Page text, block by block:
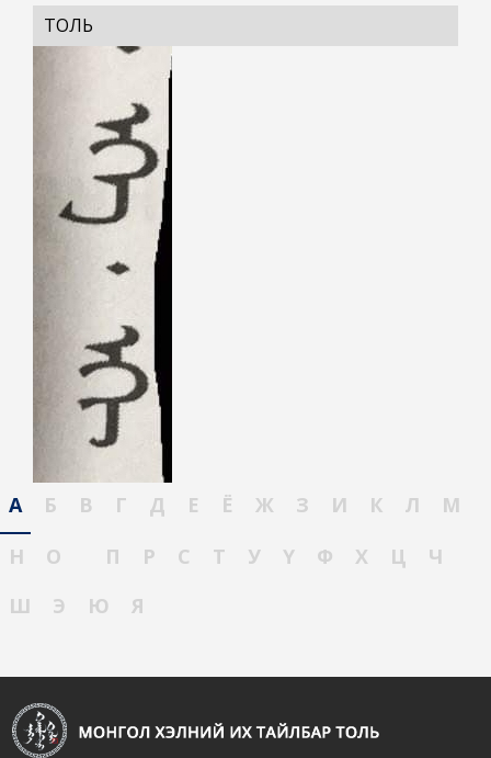
ТОЛЬ
А Б В Г Д Е Ё Ж З И К Л
М
Н
О П Р С Т У Ү Ф Х Ц
Ч
Ш
Э Ю Я